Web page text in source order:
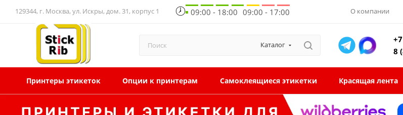
129344, г. Москва, ул. Искры, дом. 31, корпус 1 09:00 - 18:00 09:00 - 17:00 О компании
Каталог
8
Принтеры этикеток Опции к принтерам Самоклеящиеся этикетки Красящая лента